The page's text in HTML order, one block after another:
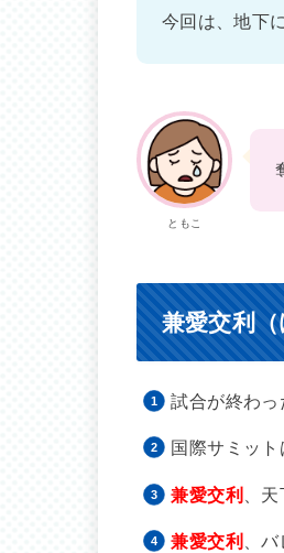
今回は、地下
ともこ
兼愛交利
試合が終わ
国際サミット
兼愛交利 、
兼愛交利 、